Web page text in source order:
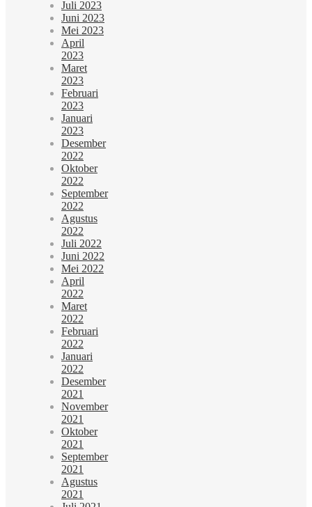
Juli 2023
Juni 2023
Mei 2023
April
2023
Maret
2023
Februari
2023
Januari
2023
Desember
2022
Oktober
2022
September
2022
Agustus
2022
Juli 2022
Juni 2022
Mei 2022
April
2022
Maret
2022
Februari
2022
Januari
2022
Desember
2021
November
2021
Oktober
2021
September
2021
Agustus
2021